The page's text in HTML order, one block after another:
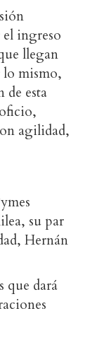
ingreso
llegan
lo mismo,
de esta
agilidad,
su par
Hernán
que dará